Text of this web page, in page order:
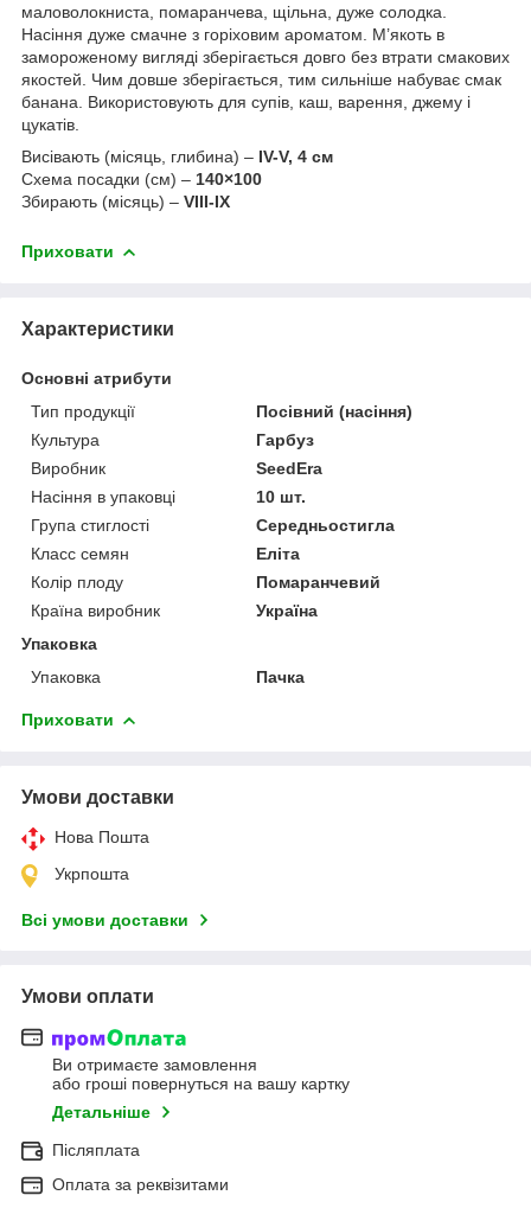
маловолокниста, помаранчева, щільна, дуже солодка.
Насіння дуже смачне з горіховим ароматом. М’якоть в
замороженому вигляді зберігається довго без втрати смакових
якостей. Чим довше зберігається, тим сильніше набуває смак
банана. Використовують для супів, каш, варення, джему і
цукатів.
Висівають (місяць, глибина) – IV-V, 4 см
Схема посадки (см) – 140×100
Збирають (місяць) – VIII-IХ
Приховати
Характеристики
Основні атрибути
Тип продукції
Посівний (насіння)
Культура
Гарбуз
Виробник
SeedEra
Насіння в упаковці
10 шт.
Група стиглості
Середньостигла
Класс семян
Еліта
Колір плоду
Помаранчевий
Країна виробник
Україна
Упаковка
Упаковка
Пачка
Приховати
Умови доставки
Нова Пошта
Укрпошта
Всі умови доставки
Умови оплати
Ви отримаєте замовлення
або гроші повернуться на вашу картку
Детальніше
Післяплата
Оплата за реквізитами